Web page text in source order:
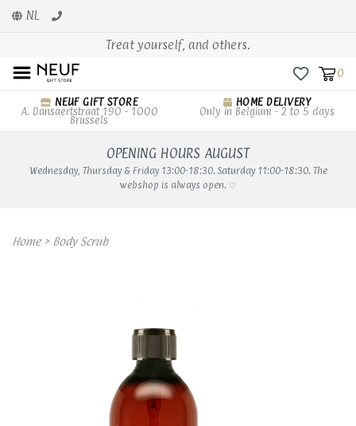
NL
Treat yourself, and others.
0
NEUF GIFT STORE
A. Dansaertstraat 190 - 1000
Brussels
HOME DELIVERY
Only in Belgium - 2 to 5 days
OPENING HOURS AUGUST
Wednesday, Thursday & Friday 13:00-18:30. Saturday 11:00-18:30. The
webshop is always open. ♡
Home> Body Scrub